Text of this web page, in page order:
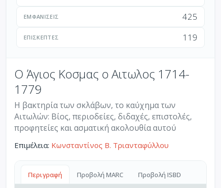
ΕΜΦΑΝΊΣΕΙΣ 425
ΕΠΙΣΚΈΠΤΕΣ 119
Ο Άγιος Κοσμας ο Αιτωλος 1714-
1779
Η βακτηρία των σκλάβων, το καύχημα των
Αιτωλών: Βίος, περιοδείες, διδαχές, επιστολές,
προφητείες και ασματική ακολουθία αυτού
Επιμέλεια: Κωνσταντίνος Β. Τριανταφύλλου
Περιγραφή Προβολή MARC Προβολή ISBD